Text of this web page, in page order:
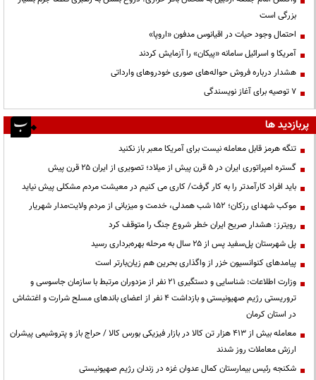
بزرگی است
احتمال وجود حیات در اقیانوس مدفون «اروپا»
آمریکا و اسرائیل سامانه «پیکان» را آزمایش کردند
هشدار درباره فروش حواله‌های صوری خودروهای وارداتی
۷ توصیه برای آغاز نویسندگی
پربازدید ها
تنگه هرمز قابل معامله نیست برای آمریکا معبر باز نکنید
گستره امپراتوری ایران در ۵ قرن پیش از میلاد؛ تصویری از ایران ۲۵ قرن پیش
باید افراد کارآمدتر را به کار گرفت/ کاری می کنیم در معیشت مردم مشکلی پیش نیاید
موکب شهدای رزکان؛ ۱۵۲ شب همدلی، خدمت و میزبانی از مردم ولایت‌مدار شهریار
رویترز: هشدار صریح ایران خطر شروع جنگ را متوقف کرد
پل شهرستان پل‌سفید پس از ۲۵ سال به مرحله بهره‌برداری رسید
پیامدهای کنوانسیون خزر از واگذاری بحرین هم زیان‌بارتر است
وزارت اطلاعات: شناسایی و دستگیری ۲۱ نفر از مزدوران مرتبط با سازمان جاسوسی و
تروریستی رژیم صهیونیستی و بازداشت ۴ نفر از اعضای باندهای مسلح شرارت و اغتشاش
در استان کرمان
معامله بیش از ۴۱۳ هزار تن کالا در بازار فیزیکی بورس کالا / حراج باز و پتروشیمی پیشران
ارزش معاملات روز شدند
شکنجه رئیس بیمارستان کمال عدوان غزه در زندان رژیم صهیونیستی